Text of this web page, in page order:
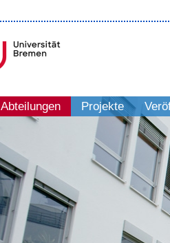
Abteilungen Projekte